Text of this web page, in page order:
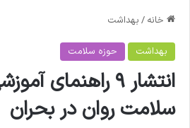
خانه / بهداشت
بهداشت حوزه سلامت
انتشار ۹ راهنمای
سلامت روان در بحران